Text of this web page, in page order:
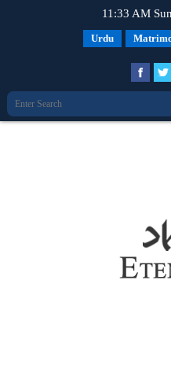
11:33 AM
Urdu